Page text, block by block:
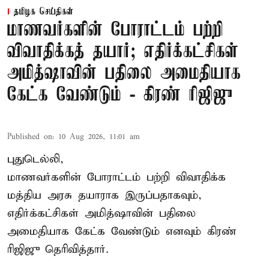
தமிழக செய்திகள்
மாணவர்களின் போராட்டம் பற்றி
விவாதிக்கத் தயார்; எதிர்க்கட்சிகள்
அமித்ஷாவின் பதிலை அமைதியாக
கேட்க வேண்டும் - கிரண் ரிஜிஜு
Published on: 10 Aug 2026, 11:01 am
புதுடெல்லி,
மாணவர்களின் போராட்டம் பற்றி விவாதிக்க
மத்திய அரசு தயாராக இருப்பதாகவும்,
எதிர்க்கட்சிகள் அமித்ஷாவின் பதிலை
அமைதியாக கேட்க வேண்டும் எனவும் கிரண்
ரிஜிஜு தெரிவித்தார்.